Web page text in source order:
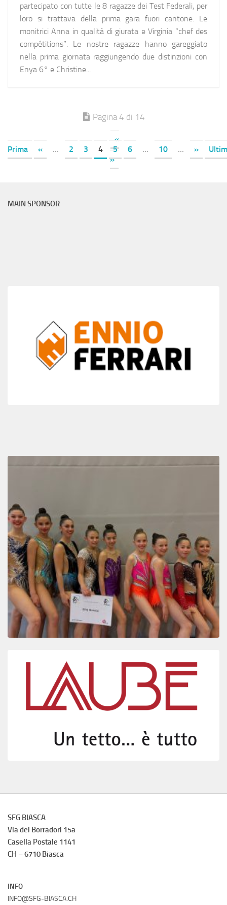
partecipato con tutte le 8 ragazze dei Test Federali, per
loro si trattava della prima gara fuori cantone. Le
monitrici Anna in qualità di giurata e Virginia “chef des
compétitions”. Le nostre ragazze hanno gareggiato
nella prima giornata raggiungendo due distinzioni con
Enya 6° e Christine...
Pagina 4 di 14
«
Prima
« ... 2 3 4 5 6 ... 10 ... »
»
MAIN SPONSOR
SFG BIASCA
Via dei Borradori 15a
Casella Postale 1141
CH – 6710 Biasca
INFO
INFO@SFG-BIASCA.CH